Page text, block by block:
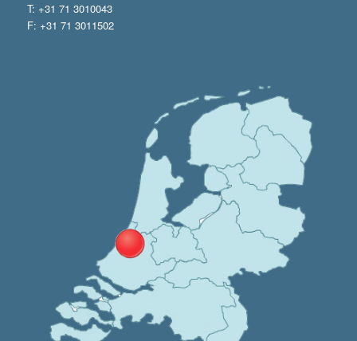
T: +31 71 3010043
F: +31 71 3011502